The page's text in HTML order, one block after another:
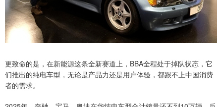
更致命的是，在新能源这条全新赛道上，BBA全程处于掉队状态，它
们推出的纯电车型，无论是产品力还是用户体验，都跟不上中国消费
者的需求。